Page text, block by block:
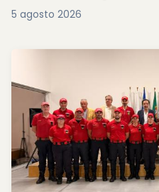
5 agosto 2026